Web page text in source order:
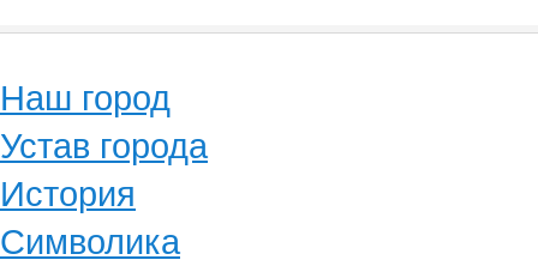
Наш город
Устав города
История
Символика